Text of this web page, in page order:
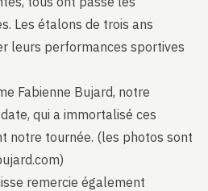
Les étalons de trois ans
leurs performances sportives
Fabienne Bujard, notre
qui a immortalisé ces
notre tournée. (les photos sont
)
remercie également